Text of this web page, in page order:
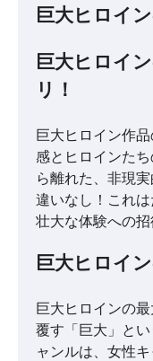
巨大ヒロイ
巨大ヒロイ
リ！
巨大ヒロイン作
感とヒロインた
ら離れた、非現
違いなし！これ
壮大な体験への招
巨大ヒロイ
巨大ヒロインの
覆す「巨大」と
ャンルは、女性